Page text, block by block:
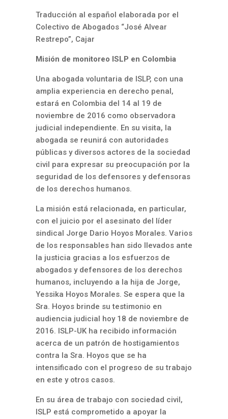
Traducción al español elaborada por el
Colectivo de Abogados “José Alvear
Restrepo”, Cajar
Misión de monitoreo ISLP en Colombia
Una abogada voluntaria de ISLP, con una
amplia experiencia en derecho penal,
estará en Colombia del 14 al 19 de
noviembre de 2016 como observadora
judicial independiente. En su visita, la
abogada se reunirá con autoridades
públicas y diversos actores de la sociedad
civil para expresar su preocupación por la
seguridad de los defensores y defensoras
de los derechos humanos.
La misión está relacionada, en particular,
con el juicio por el asesinato del líder
sindical Jorge Dario Hoyos Morales. Varios
de los responsables han sido llevados ante
la justicia gracias a los esfuerzos de
abogados y defensores de los derechos
humanos, incluyendo a la hija de Jorge,
Yessika Hoyos Morales. Se espera que la
Sra. Hoyos brinde su testimonio en
audiencia judicial hoy 18 de noviembre de
2016. ISLP-UK ha recibido información
acerca de un patrón de hostigamientos
contra la Sra. Hoyos que se ha
intensificado con el progreso de su trabajo
en este y otros casos.
En su área de trabajo con sociedad civil,
ISLP está comprometido a apoyar la